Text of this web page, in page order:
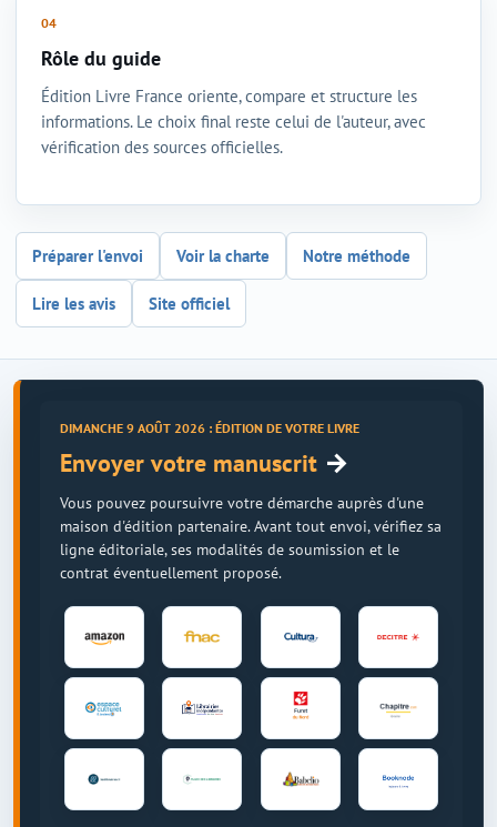
Rôle du guide
Édition Livre France oriente, compare et structure les
informations. Le choix final reste celui de l'auteur, avec
vérification des sources officielles.
Préparer l'envoi Voir la charte Notre méthode
Lire les avis Site officiel
DIMANCHE 9 AOÛT 2026 : ÉDITION DE VOTRE LIVRE
Envoyer votre manuscrit →
Vous pouvez poursuivre votre démarche auprès d'une
maison d'édition partenaire. Avant tout envoi, vérifiez sa
ligne éditoriale, ses modalités de soumission et le
contrat éventuellement proposé.